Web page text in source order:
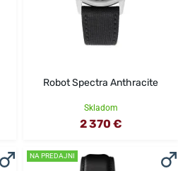
Robot Spectra Anthracite
Skladom
2 370 €
NA PREDAJNI